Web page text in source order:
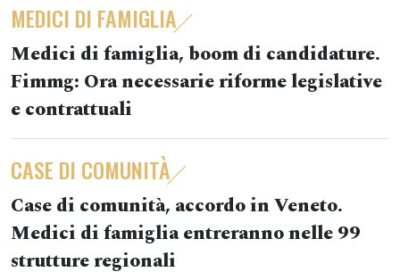
MEDICI DI FAMIGLIA
Medici di famiglia, boom di candidature.
Fimmg: Ora necessarie riforme legislative
e contrattuali
CASE DI COMUNITÀ
Case di comunità, accordo in Veneto.
Medici di famiglia entreranno nelle 99
strutture regionali